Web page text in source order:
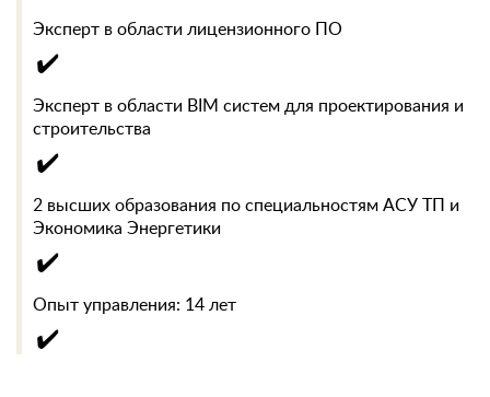
Эксперт в области лицензионного ПО
✔️
Эксперт в области BIM систем для проектирования и
строительства
✔️
2 высших образования по специальностям АСУ ТП и
Экономика Энергетики
✔️
Опыт управления: 14 лет
✔️